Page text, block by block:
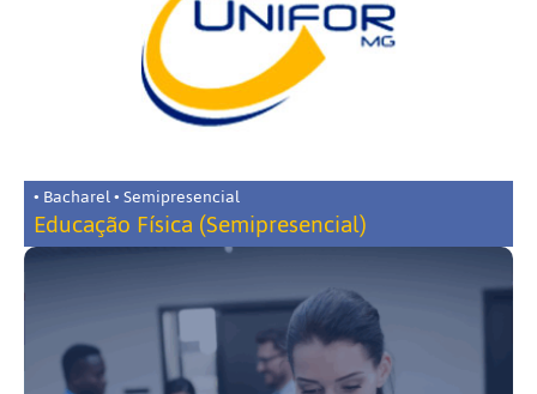
• Bacharel • Semipresencial
Educação Física (Semipresencial)